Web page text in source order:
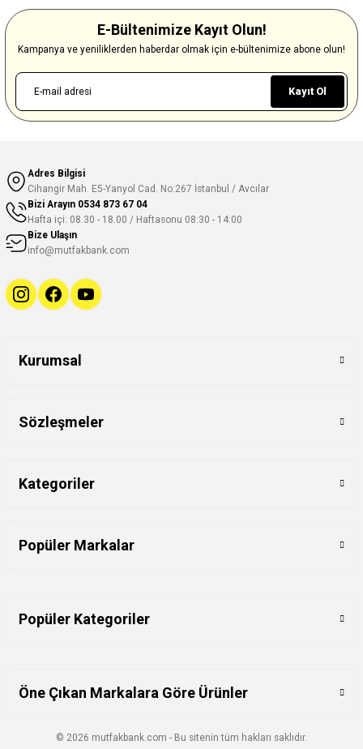
E-Bültenimize Kayıt Olun!
Kampanya ve yeniliklerden haberdar olmak için e-bültenimize abone olun!
Kayıt Ol
Adres Bilgisi
Cihangir Mah. E5-Yanyol Cad. No:267 İstanbul / Avcılar
Bizi Arayın 0534 873 67 04
Hafta içi: 08.30 - 18.00 / Haftasonu 08:30 - 14:00
Bize Ulaşın
info@mutfakbank.com
Kurumsal
Sözleşmeler
Kategoriler
Popüler Markalar
Popüler Kategoriler
Öne Çıkan Markalara Göre Ürünler
© 2026 mutfakbank.com - Bu sitenin tüm hakları saklıdır.